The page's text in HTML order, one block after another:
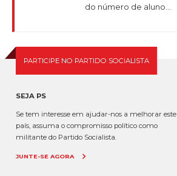
do número de aluno...
PARTICIPE NO PARTIDO SOCIALISTA
SEJA PS
Se tem interesse em ajudar-nos a melhorar este
país, assuma o compromisso político como
militante do Partido Socialista.
JUNTE-SE AGORA